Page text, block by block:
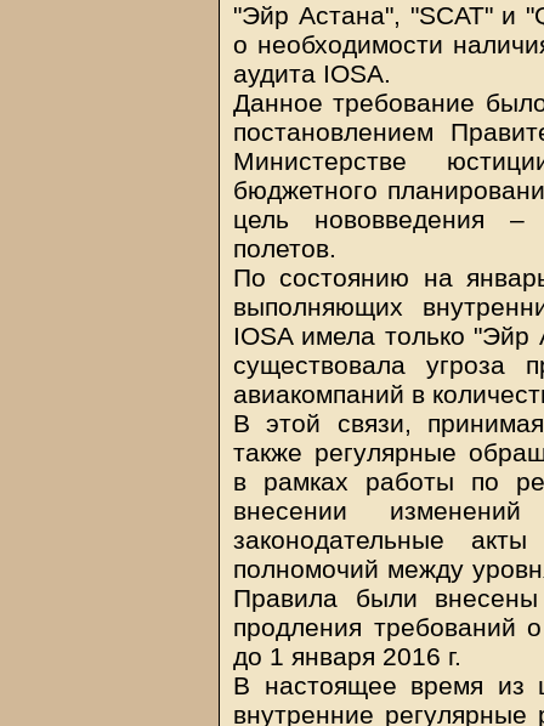
"Эйр Астана", "SCAT" и
о необходимости
аудита IOSA.
Данное требование
постановлением
Министерстве
бюджетного
цель нововведения –
полетов.
По состоянию на
выполняющих
IOSA имела только "Эйр
существовала угроза
авиакомпаний в
В этой связи,
также регулярные
в рамках работы по
внесении
законодательные
полномочий между
Правила были
продления требований
до 1 января 2016 г.
В настоящее время из
внутренние